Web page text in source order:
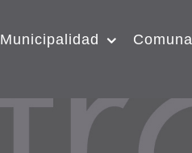
Municipalidad Comuna